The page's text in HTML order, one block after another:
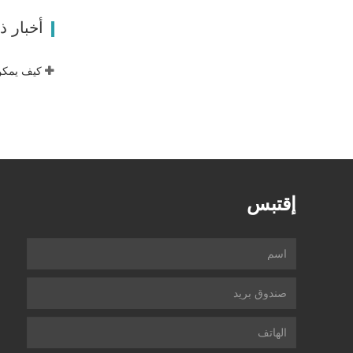
إقتبس